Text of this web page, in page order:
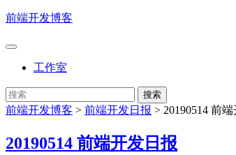
前端开发博客
工作室
前端开发博客 > 前端开发日报 > 20190514 前
20190514 前端开发日报